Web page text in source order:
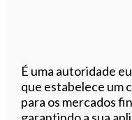
É uma autoridade
que estabelece um
para os mercados